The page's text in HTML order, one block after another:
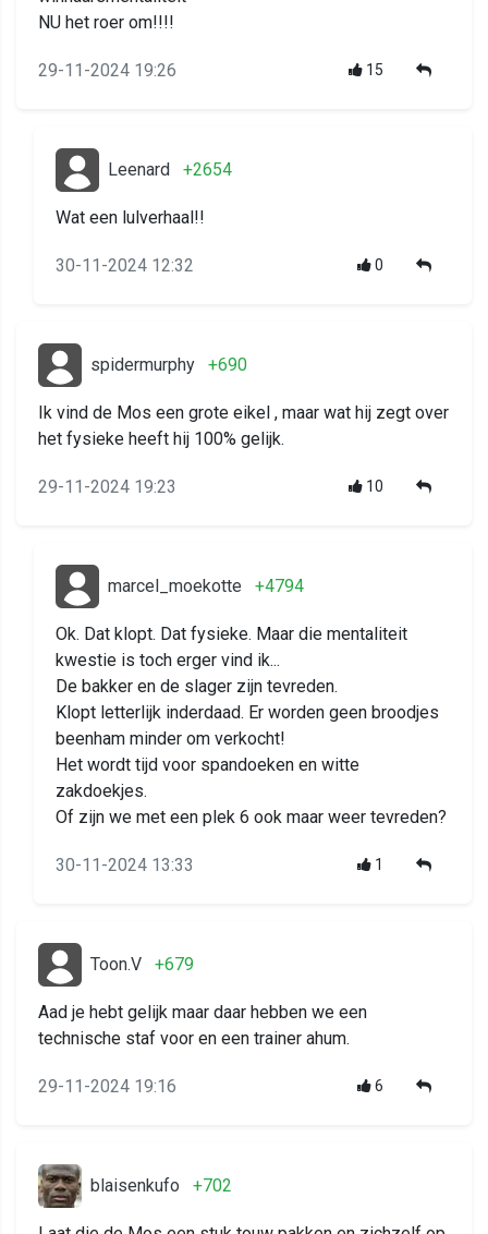
NU het roer om!!!!
29-11-2024 19:26 15
Leenard +2654
Wat een lulverhaal!!
30-11-2024 12:32 0
spidermurphy +690
Ik vind de Mos een grote eikel , maar wat hij zegt over
het fysieke heeft hij 100% gelijk.
29-11-2024 19:23 10
marcel_moekotte +4794
Ok. Dat klopt. Dat fysieke. Maar die mentaliteit
kwestie is toch erger vind ik...
De bakker en de slager zijn tevreden.
Klopt letterlijk inderdaad. Er worden geen broodjes
beenham minder om verkocht!
Het wordt tijd voor spandoeken en witte
zakdoekjes.
Of zijn we met een plek 6 ook maar weer tevreden?
30-11-2024 13:33 1
Toon.V +679
Aad je hebt gelijk maar daar hebben we een
technische staf voor en een trainer ahum.
29-11-2024 19:16 6
blaisenkufo +702